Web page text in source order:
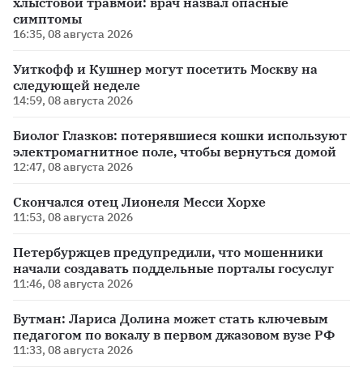
симптомы
16:35, 08 августа 2026
Уиткофф и Кушнер могут посетить Москву на
следующей неделе
14:59, 08 августа 2026
Биолог Глазков: потерявшиеся кошки используют
электромагнитное поле, чтобы вернуться домой
12:47, 08 августа 2026
Скончался отец Лионеля Месси Хорхе
11:53, 08 августа 2026
Петербуржцев предупредили, что мошенники
начали создавать поддельные порталы госуслуг
11:46, 08 августа 2026
Бутман: Лариса Долина может стать ключевым
педагогом по вокалу в первом джазовом вузе РФ
11:33, 08 августа 2026